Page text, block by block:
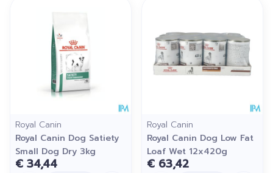
Royal Canin
Royal Canin Dog Satiety
Small Dog Dry 3kg
€ 34,44
Royal Canin
Royal Canin Dog Low Fat
Loaf Wet 12x420g
€ 63,42